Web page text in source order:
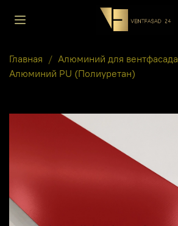
Главная
Алюминий для вентфасада
Алюминий PU (Полиуретан)